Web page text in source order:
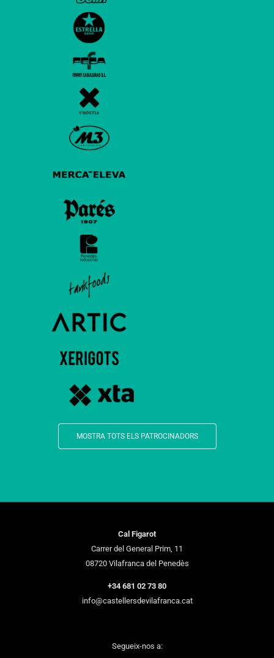
MOSTRA TOTS ELS PATROCINADORS
Cal Figarot
Carrer del General Prim, 11
08720 Vilafranca del Penedès
+34 681 02 73 80
info@castellersdevilafranca.cat
Segueix-nos a: